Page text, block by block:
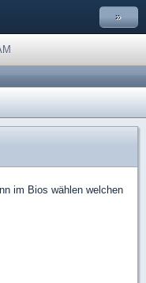
»
im Bios wählen welchen